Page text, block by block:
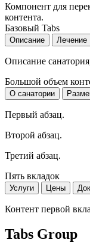
Компонент для
контента.
Базовый Tabs
Описание Лечение
Описание
Большой объем
О санатории
Первый абзац.
Второй абзац.
Третий абзац.
Пять вкладок
Услуги Цены
Контент первой
Tabs Group